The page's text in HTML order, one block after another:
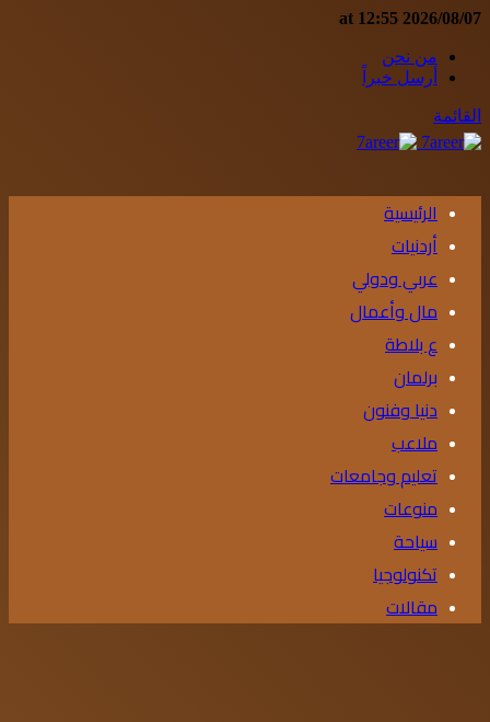
2026/08/07 at 12:55
من نحن
أرسل خبراً
القائمة
الرئيسية
أردنيات
عربي ودولي
مال وأعمال
ع بلاطة
برلمان
دنيا وفنون
ملاعب
تعليم وجامعات
منوعات
سياحة
تكنولوجيا
مقالات